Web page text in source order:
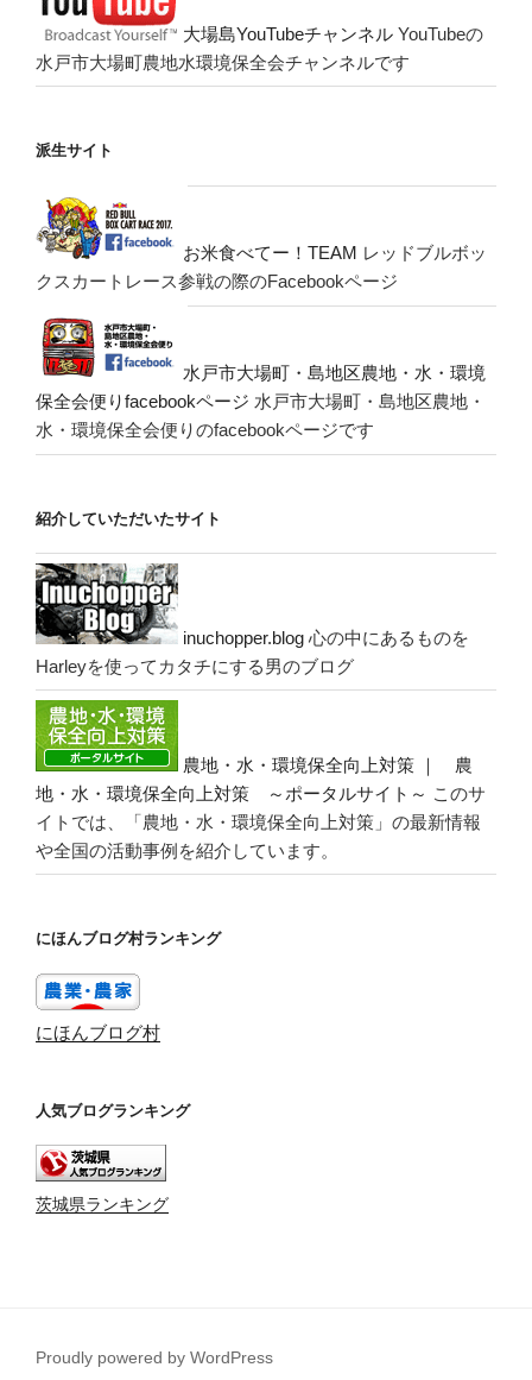
大場島YouTubeチャンネル YouTubeの
水戸市大場町農地水環境保全会チャンネルです
派生サイト
お米食べてー！TEAM レッドブルボッ
クスカートレース参戦の際のFacebookページ
水戸市大場町・島地区農地・水・環境
保全会便りfacebookページ 水戸市大場町・島地区農地・
水・環境保全会便りのfacebookページです
紹介していただいたサイト
inuchopper.blog 心の中にあるものを
Harleyを使ってカタチにする男のブログ
農地・水・環境保全向上対策 ｜ 農
地・水・環境保全向上対策 ～ポータルサイト～ このサ
イトでは、「農地・水・環境保全向上対策」の最新情報
や全国の活動事例を紹介しています。
にほんブログ村ランキング
にほんブログ村
人気ブログランキング
茨城県ランキング
Proudly powered by WordPress